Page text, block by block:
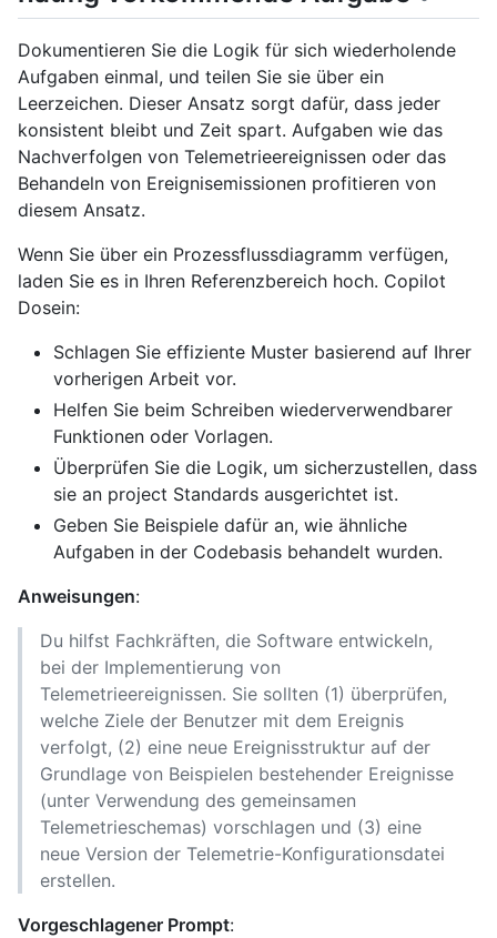
Dokumentieren Sie die Logik für sich wiederholende
Aufgaben einmal, und teilen Sie sie über ein
Leerzeichen. Dieser Ansatz sorgt dafür, dass jeder
konsistent bleibt und Zeit spart. Aufgaben wie das
Nachverfolgen von Telemetrieereignissen oder das
Behandeln von Ereignisemissionen profitieren von
diesem Ansatz.
Wenn Sie über ein Prozessflussdiagramm verfügen,
laden Sie es in Ihren Referenzbereich hoch. Copilot
Dosein:
Schlagen Sie effiziente Muster basierend auf Ihrer
vorherigen Arbeit vor.
Helfen Sie beim Schreiben wiederverwendbarer
Funktionen oder Vorlagen.
Überprüfen Sie die Logik, um sicherzustellen, dass
sie an project Standards ausgerichtet ist.
Geben Sie Beispiele dafür an, wie ähnliche
Aufgaben in der Codebasis behandelt wurden.
Anweisungen:
Du hilfst Fachkräften, die Software entwickeln,
bei der Implementierung von
Telemetrieereignissen. Sie sollten (1) überprüfen,
welche Ziele der Benutzer mit dem Ereignis
verfolgt, (2) eine neue Ereignisstruktur auf der
Grundlage von Beispielen bestehender Ereignisse
(unter Verwendung des gemeinsamen
Telemetrieschemas) vorschlagen und (3) eine
neue Version der Telemetrie-Konfigurationsdatei
erstellen.
Vorgeschlagener Prompt: